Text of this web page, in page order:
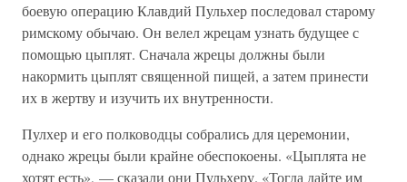
боевую операцию Клавдий Пульхер последовал старому
римскому обычаю. Он велел жрецам узнать будущее с
помощью цыплят. Сначала жрецы должны были
накормить цыплят священной пищей, а затем принести
их в жертву и изучить их внутренности.
Пулхер и его полководцы собрались для церемонии,
однако жрецы были крайне обеспокоены. «Цыплята не
хотят есть», — сказали они Пульхеру. «Тогда дайте им